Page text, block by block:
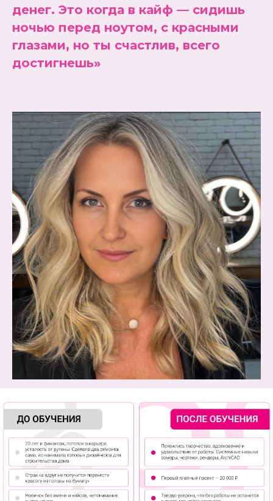
денег. Это когда в кайф — сидишь
ночью перед ноутом, с красными
глазами, но ты счастлив, всего
достигнешь»